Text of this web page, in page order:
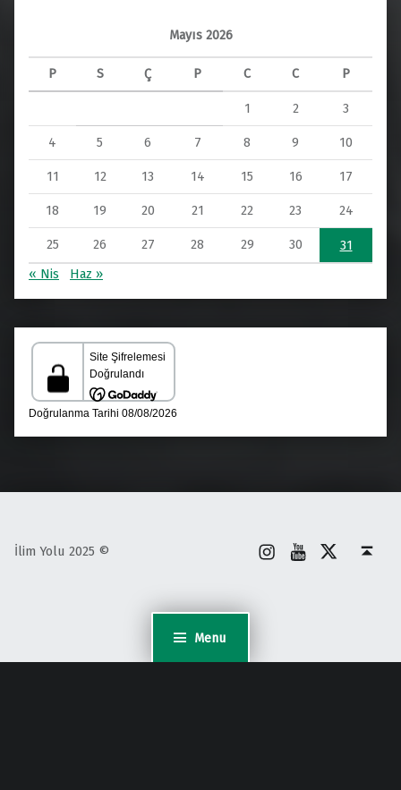
Menu
Mayıs 2026
P S Ç P C C P
1 2 3
4 5 6 7 8 9 10
11 12 13 14 15 16 17
18 19 20 21 22 23 24
25 26 27 28 29 30
31
« Nis
Haz »
İlim Yolu 2025 ©